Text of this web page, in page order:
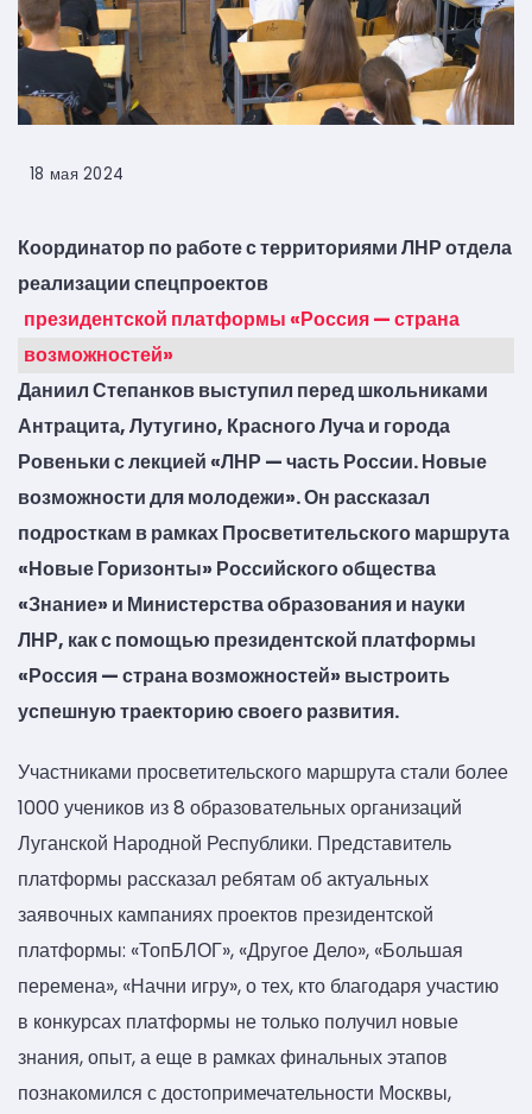
18 мая 2024
Координатор по работе с территориями ЛНР отдела
реализации спецпроектов
президентской платформы «Россия — страна
возможностей»
Даниил Степанков выступил перед школьниками
Антрацита, Лутугино, Красного Луча и города
Ровеньки с лекцией «ЛНР — часть России. Новые
возможности для молодежи». Он рассказал
подросткам в рамках Просветительского маршрута
«Новые Горизонты» Российского общества
«Знание» и Министерства образования и науки
ЛНР, как с помощью президентской платформы
«Россия — страна возможностей» выстроить
успешную траекторию своего развития.
Участниками просветительского маршрута стали более
1000 учеников из 8 образовательных организаций
Луганской Народной Республики. Представитель
платформы рассказал ребятам об актуальных
заявочных кампаниях проектов президентской
платформы: «ТопБЛОГ», «Другое Дело», «Большая
перемена», «Начни игру», о тех, кто благодаря участию
в конкурсах платформы не только получил новые
знания, опыт, а еще в рамках финальных этапов
познакомился с достопримечательности Москвы,